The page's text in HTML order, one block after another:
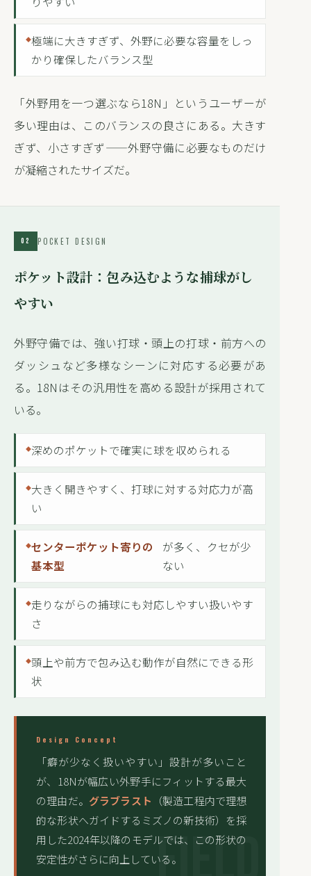
極端に大きすぎず、外野に必要な容量をしっ
かり確保したバランス型
「外野用を一つ選ぶなら18N」というユーザーが
多い理由は、このバランスの良さにある。大きす
ぎず、小さすぎず——外野守備に必要なものだけ
が凝縮されたサイズだ。
02 POCKET DESIGN
ポケット設計：包み込むような捕球がし
やすい
外野守備では、強い打球・頭上の打球・前方への
ダッシュなど多様なシーンに対応する必要があ
る。18Nはその汎用性を高める設計が採用されて
いる。
深めのポケットで確実に球を収められる
大きく開きやすく、打球に対する対応力が高
い
センターポケット寄りの
基本型
が多く、クセが少
ない
走りながらの捕球にも対応しやすい扱いやす
さ
頭上や前方で包み込む動作が自然にできる形
状
Design Concept
「癖が少なく扱いやすい」設計が多いこと
が、18Nが幅広い外野手にフィットする最大
の理由だ。 グラブラスト （製造工程内で理想
的な形状へガイドするミズノの新技術）を採
用した2024年以降のモデルでは、この形状の
安定性がさらに向上している。